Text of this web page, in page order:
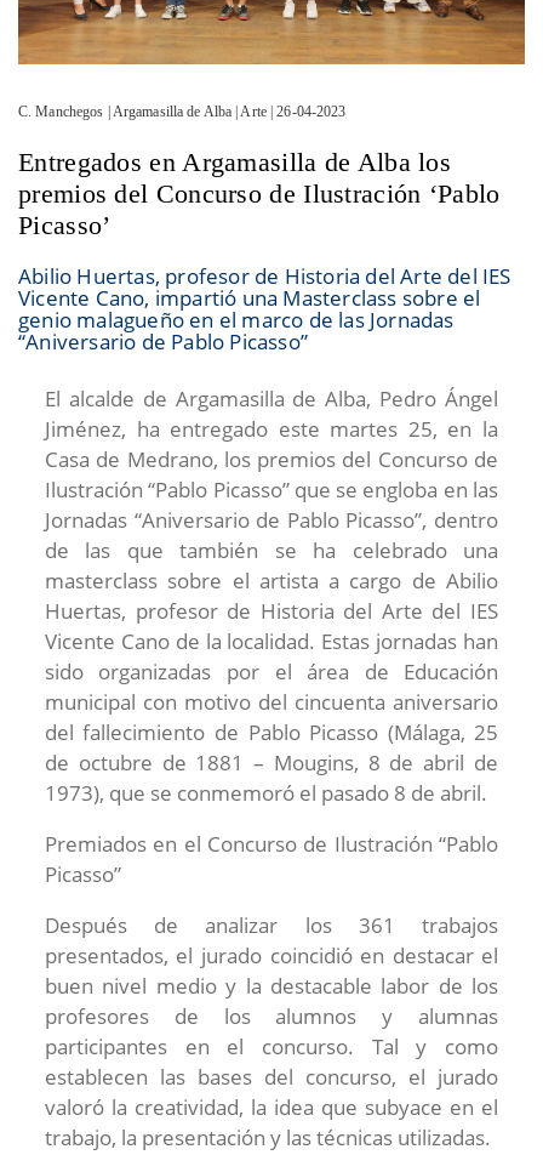
C. Manchegos | Argamasilla de Alba | Arte | 26-04-2023
Entregados en Argamasilla de Alba los
premios del Concurso de Ilustración ‘Pablo
Picasso’
Abilio Huertas, profesor de Historia del Arte del IES
Vicente Cano, impartió una Masterclass sobre el
genio malagueño en el marco de las Jornadas
“Aniversario de Pablo Picasso”
El alcalde de Argamasilla de Alba, Pedro Ángel
Jiménez, ha entregado este martes 25, en la
Casa de Medrano, los premios del Concurso de
Ilustración “Pablo Picasso” que se engloba en las
Jornadas “Aniversario de Pablo Picasso”, dentro
de las que también se ha celebrado una
masterclass sobre el artista a cargo de Abilio
Huertas, profesor de Historia del Arte del IES
Vicente Cano de la localidad. Estas jornadas han
sido organizadas por el área de Educación
municipal con motivo del cincuenta aniversario
del fallecimiento de Pablo Picasso (Málaga, 25
de octubre de 1881 – Mougins, 8 de abril de
1973), que se conmemoró el pasado 8 de abril.
Premiados en el Concurso de Ilustración “Pablo
Picasso”
Después de analizar los 361 trabajos
presentados, el jurado coincidió en destacar el
buen nivel medio y la destacable labor de los
profesores de los alumnos y alumnas
participantes en el concurso. Tal y como
establecen las bases del concurso, el jurado
valoró la creatividad, la idea que subyace en el
trabajo, la presentación y las técnicas utilizadas.